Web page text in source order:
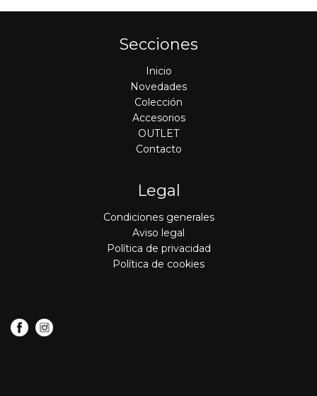
Secciones
Inicio
Novedades
Colección
Accesorios
OUTLET
Contacto
Legal
Condiciones generales
Aviso legal
Política de privacidad
Política de cookies